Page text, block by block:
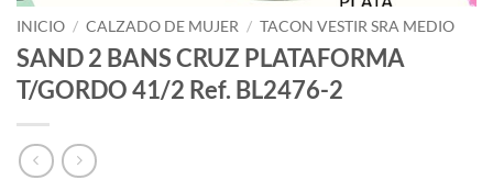
INICIO / CALZADO DE MUJER / TACON VESTIR SRA MEDIO
SAND 2 BANS CRUZ PLATAFORMA
T/GORDO 41/2 Ref. BL2476-2